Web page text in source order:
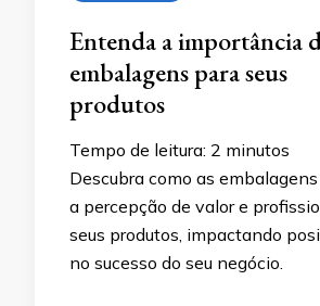
Entenda a importância
embalagens para seus
produtos
Tempo de leitura: 2 minutos
Descubra como as
a percepção de valor e
seus produtos, impactando
no sucesso do seu negócio.